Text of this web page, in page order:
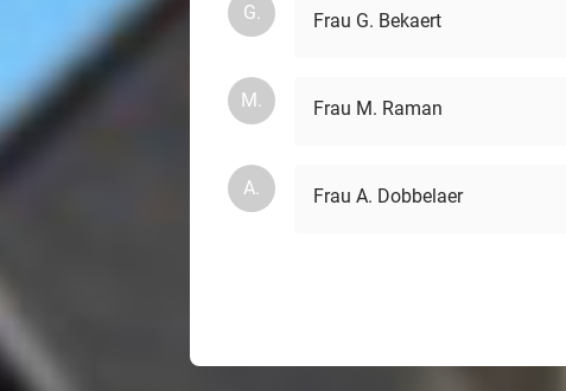
G. Frau G. Bekaert
M. Frau M. Raman
A. Frau A. Dobbelaer